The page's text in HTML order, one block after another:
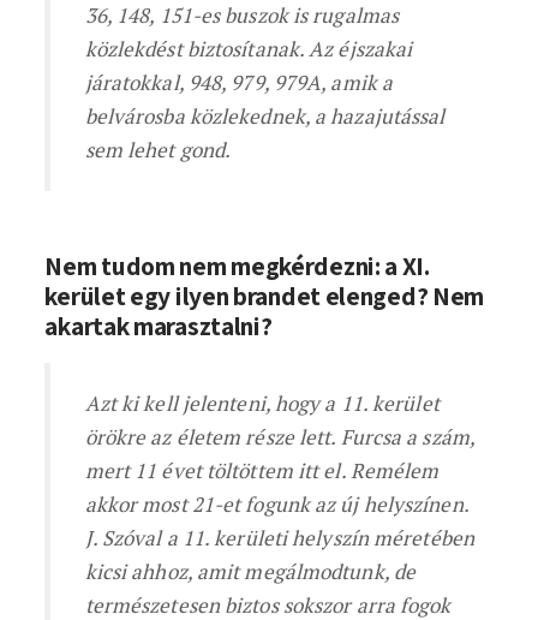
36, 148, 151-es buszok is rugalmas
közlekdést biztosítanak. Az éjszakai
járatokkal, 948, 979, 979A, amik a
belvárosba közlekednek, a hazajutással
sem lehet gond.
Nem tudom nem megkérdezni: a XI.
kerület egy ilyen brandet elenged? Nem
akartak marasztalni?
Azt ki kell jelenteni, hogy a 11. kerület
örökre az életem része lett. Furcsa a szám,
mert 11 évet töltöttem itt el. Remélem
akkor most 21-et fogunk az új helyszínen.
J. Szóval a 11. kerületi helyszín méretében
kicsi ahhoz, amit megálmodtunk, de
természetesen biztos sokszor arra fogok